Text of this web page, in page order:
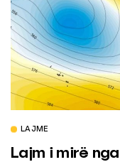
LAJME
Lajm i mirë